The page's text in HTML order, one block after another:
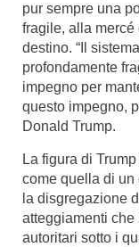
pur sempre una
fragile, alla mercé
destino. “Il
profondamente
impegno per
questo impegno,
Donald Trump.
La figura di
come quella di un
la disgregazione
atteggiamenti
autoritari sotto i